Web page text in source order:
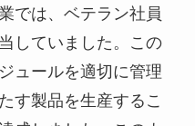
では、ベテラン社員
していました。この
ュールを適切に管理
す製品を生産するこ